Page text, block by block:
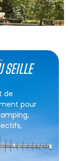
SEILLE
de
pour